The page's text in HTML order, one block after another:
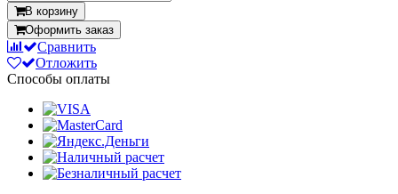
В корзину
Оформить заказ
Сравнить
Отложить
Способы оплаты